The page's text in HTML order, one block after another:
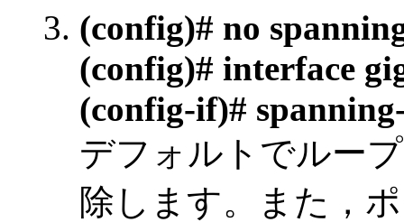
(config)# no
(config)# interface
(config-if)#
デフォルトでルー
除します。また，